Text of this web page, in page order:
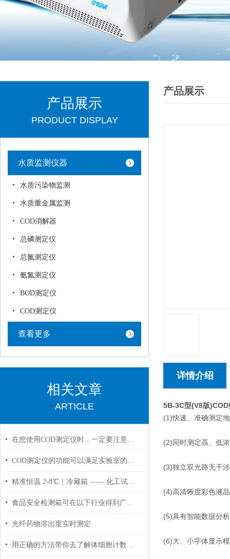
产品展示
PRODUCT DISPLAY
水质监测仪器
水质污染物监测
水质重金属监测
COD消解器
总磷测定仪
总氮测定仪
氨氮测定仪
BOD测定仪
COD测定仪
查看更多
相关文章
ARTICLE
在您使用COD测定仪时，一定要注意以下事项
COD测定仪的功能可以满足实验室的常规测定要求
精准恒温 2-8℃｜冷藏箱 —— 化工试剂与样品存储的可靠之选
食品安全检测箱可在以下行业得到广泛应用
光纤药物溶出度实时测定
用正确的方法带你去了解体细胞计数器的系统
产品展示
详情介绍
5B-3C型(V8版
(1)快速、准确测定
(2)同时测定高、低
(3)独立双光路无干
(4)高清晰度彩色液
(5)具有智能数据分
(6)大、小字体显示